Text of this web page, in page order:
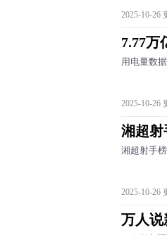
2025-10-26
7.77万
用电量数
2025-10-26
湘超射
湘超射手
2025-10-26
万人